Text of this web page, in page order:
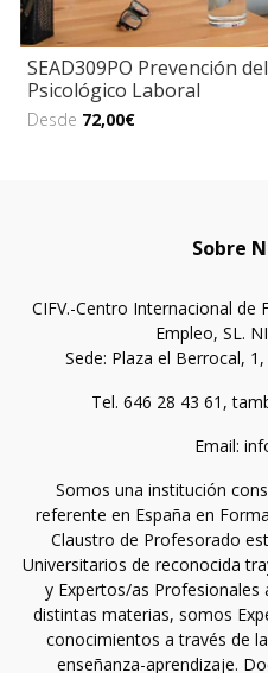
SEAD309PO Prevención
Psicológico Laboral
Desde 72,00€
Sobre
CIFV.-Centro Internacional de
Empleo, SL.
Sede: Plaza el Berrocal,
Tel. 646 28 43 61,
Email:
Somos una institución
referente en España en
Claustro de Profesorado
Universitarios de reconocida
y Expertos/as
distintas materias, somos
conocimientos a través de
enseñanza-aprendizaje.